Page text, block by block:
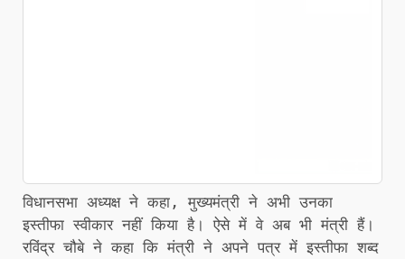
विधानसभा अध्यक्ष ने कहा, मुख्यमंत्री ने अभी उनका
इस्तीफा स्वीकार नहीं किया है। ऐसे में वे अब भी मंत्री हैं।
रविंद्र चौबे ने कहा कि मंत्री ने अपने पत्र में इस्तीफा शब्द